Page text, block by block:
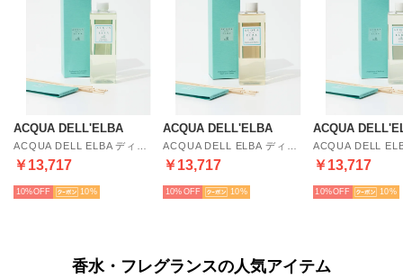
ACQUA DELL'ELBA
￥13,717
10% 10
ACQUA DELL'ELBA
￥13,717
10% 10
ACQUA
￥13,717
10% 10
香水・フレグランスの人気アイテム